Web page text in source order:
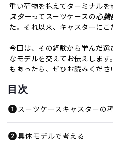
重い荷物を抱えてターミナル
スターってスーツケースの心臓
た。それ以来、キャスターにこ
今回は、その経験から学んだ
なモデルを交えてお伝えしま
もあったら、ぜひお読みくださ
目次
スーツケースキャスターの
具体モデルで考える